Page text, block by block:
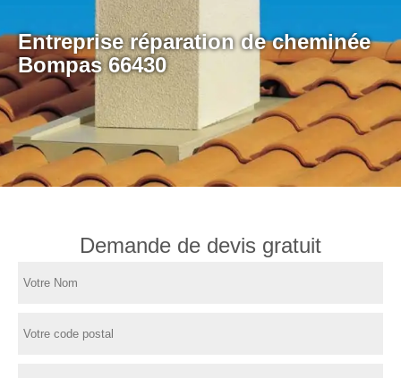
Entreprise réparation de cheminée
Bompas 66430
Demande de devis gratuit